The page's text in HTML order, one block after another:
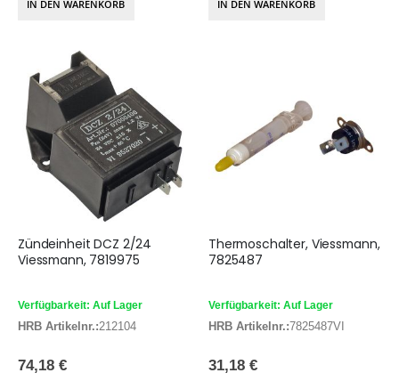
IN DEN WARENKORB IN DEN WARENKORB
Zündeinheit DCZ 2/24
Viessmann, 7819975
Verfügbarkeit: Auf Lager
HRB Artikelnr.:212104
74,18 €
Thermoschalter, Viessmann,
7825487
Verfügbarkeit: Auf Lager
HRB Artikelnr.:7825487VI
31,18 €